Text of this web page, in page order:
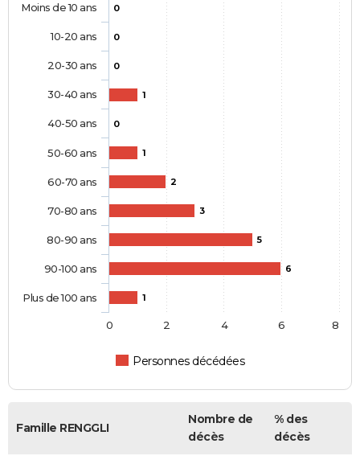
0
0
0
1
0
1
2
3
5
6
1
Personnes décédées
Moins de 10 ans
10-20 ans
20-30 ans
30-40 ans
40-50 ans
50-60 ans
60-70 ans
70-80 ans
80-90 ans
90-100 ans
Plus de 100 ans
0 2 4 6 8
Famille RENGGLI
Nombre de
décès
% des
décès